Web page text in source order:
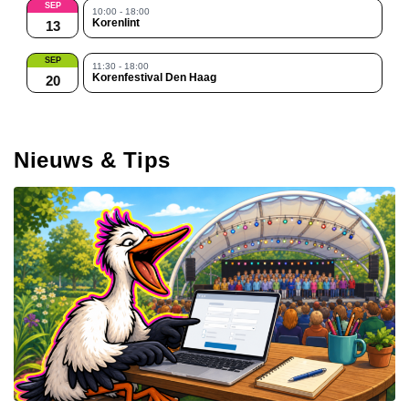
SEP
13
10:00 - 18:00
Korenlint
SEP
20
11:30 - 18:00
Korenfestival Den Haag
Nieuws & Tips